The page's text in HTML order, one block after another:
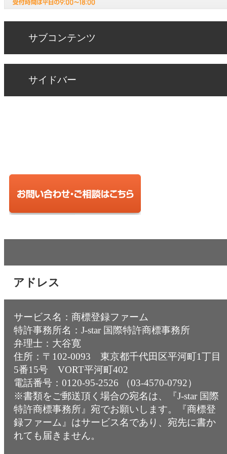
サブコンテンツ
サイドバー
アドレス
サービス名：商標登録ファーム
特許事務所名：J-star 国際特許商標事務所
弁理士：大谷寛
住所：〒102-0093 東京都千代田区平河町1丁目
5番15号 VORT平河町402
電話番号：0120-95-2526 （03-4570-0792）
※書類をご郵送頂く場合の宛名は、『J-star 国際
特許商標事務所』宛でお願いします。『商標登
録ファーム』はサービス名であり、宛先に書か
れても届きません。